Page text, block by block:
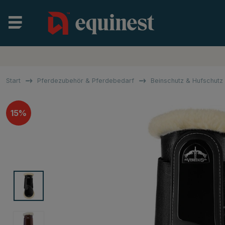
Start Pferdezubehör & Pferdebedarf Beinschutz & Hufschutz
15%